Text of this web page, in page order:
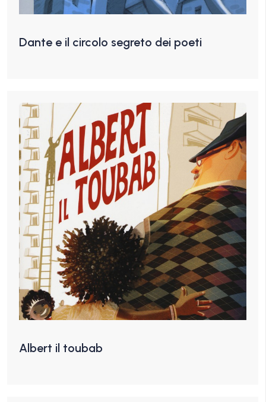
Dante e il circolo segreto dei poeti
Albert il toubab